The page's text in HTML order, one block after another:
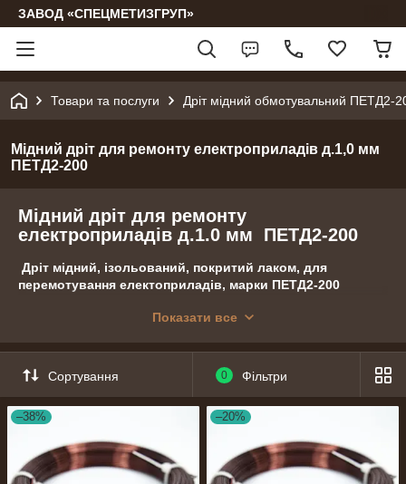
ЗАВОД «СПЕЦМЕТИЗГРУП»
Товари та послуги Дріт мідний обмотувальний ПЕТД2-
Мідний дріт для ремонту електроприладів д.1,0 мм
ПЕТД2-200
Мідний дріт для ремонту
електроприладів д.1.0 мм ПЕТД2-200
Дріт мідний, ізольований, покритий лаком, для
перемотування електоприладів, марки ПЕТД2-200
Фасування по 1, 3, 5, 10, 20, 50, 100, 200 м.
Показати все
Сортування 0 Фільтри
–38% –20%